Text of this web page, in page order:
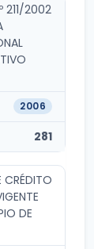
211/2002
2006
281
CRÉDITO
DE